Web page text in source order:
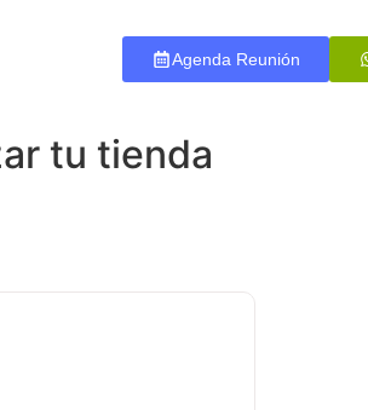
Agenda Reunión
tu tienda